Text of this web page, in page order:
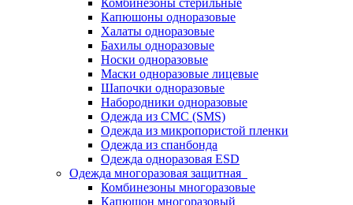
Комбинезоны стерильные
Капюшоны одноразовые
Халаты одноразовые
Бахилы одноразовые
Носки одноразовые
Маски одноразовые лицевые
Шапочки одноразовые
Набородники одноразовые
Одежда из СМС (SMS)
Одежда из микропористой пленки
Одежда из спанбонда
Одежда одноразовая ESD
Одежда многоразовая защитная
Комбинезоны многоразовые
Капюшон многоразовый